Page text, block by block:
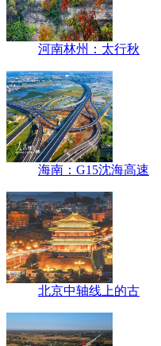
河南林州：太行秋
海南：G15沈海高速
北京中轴线上的古